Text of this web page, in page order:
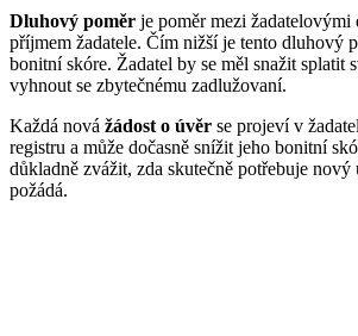
Dluhový poměr je poměr mezi žadatelovými
příjmem žadatele. Čím nižší je tento dluhový
bonitní skóre. Žadatel by se měl snažit splatit
vyhnout se zbytečnému zadlužovaní.
Každá nová žádost o úvěr se projeví v
registru a může dočasně snížit jeho bonitní
důkladně zvážit, zda skutečně potřebuje nový
požádá.